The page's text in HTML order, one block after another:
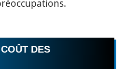
DES